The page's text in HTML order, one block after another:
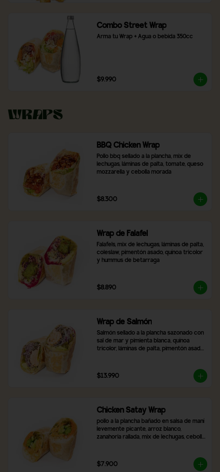
Combo Street Wrap
Arma tu Wrap + Agua o bebida 350cc
$9.990
Wraps
BBQ Chicken Wrap
Pollo bbq sellado a la plancha, mix de
lechugas, láminas de palta, tomate, queso
mozzarella y cebolla morada
$8.300
Wrap de Falafel
Falafels, mix de lechugas, láminas de palta,
coleslaw, pimentón asado, quínoa tricolor
y hummus de betarraga
$8.890
Wrap de Salmón
Salmón sellado a la plancha sazonado con
sal de mar y pimienta blanca, quínoa
tricolor, láminas de palta, pimentón asado,
$13.990
Chicken Satay Wrap
pollo a la plancha bañado en salsa de maní
levemente picante, arroz blanco,
zanahoria rallada, mix de lechugas, cebolla
$7.900